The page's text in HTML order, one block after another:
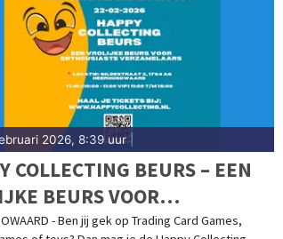
2026, 8:39 uur|
COLLECTING BEURS – EEN
BEURS VOOR
VERZAMELAARS
- Ben jij gek op Trading Card Games,